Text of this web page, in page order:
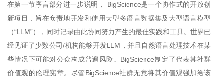
在第一节序言部分进一步说明， BigScience是一个协作式的开放创
新项目，旨在负责地开发和使用大型多语言数据集及大型语言模型
（“LLM”），同时记录由此协同努力产生的最佳实践和工具。世界已
经见证了少数公司/机构能够开发LLM，并且自然语言处理技术在某
些情况下可能对公众构成普遍风险。BigScience制定了代表其社群
价值观的伦理宪章。尽管BigScience社群无意将其价值观强加给该